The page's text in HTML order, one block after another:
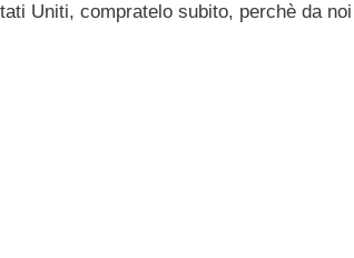
Uniti, compratelo subito, perchè da noi